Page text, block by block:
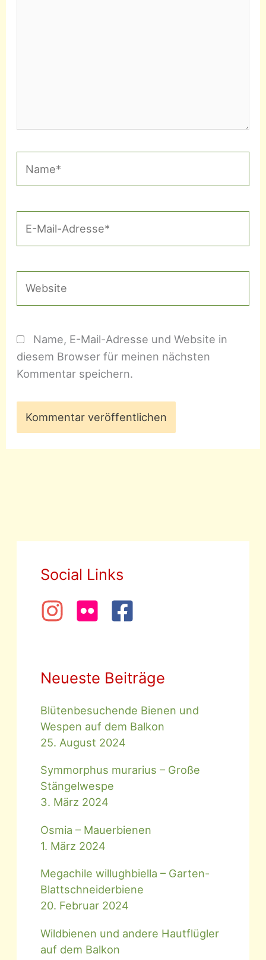
Mail-
Name, E-Mail-Adresse und Website in
diesem Browser für meinen nächsten
Kommentar speichern.
Social Links
Neueste Beiträge
Blütenbesuchende Bienen und
Wespen auf dem Balkon
25. August 2024
Symmorphus murarius – Große
Stängelwespe
3. März 2024
Osmia – Mauerbienen
1. März 2024
Megachile willughbiella – Garten-
Blattschneiderbiene
20. Februar 2024
Wildbienen und andere Hautflügler
auf dem Balkon